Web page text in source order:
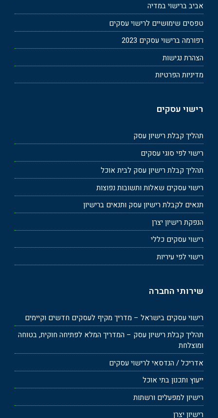
אביב ברישוי במדיה
טפסים שימושיים לרישוי עסקים
רפורמה ברישוי עסקים 2023
הצהרת נגישות
מדיניות הפרטיות
רישוי עסקים
תהליך קבלת רישיון עסק
רישוי לפי סוגי עסקים
תהליך קבלת רישיון עסק לבית אוכל
רישוי עסקים שאלות ותשובות נפוצות
תנאים לקבלת רישיון עסק ותנאים ברישיון
הנפקת רישיון יצרן
רישוי עסקים כללי
רישוי לפי עיריות
שירותי החברה
רישוי עסקים בישראל – מדריך מקיף לעסקים חדשים וקיימים
תהליך קבלת רישיון עסק – המדריך המלא לפתיחה חוקית, בטוחה
ומוצלחת
אדריכל / הנדסאי לרישוי עסקים
ייעוץ ותכנון בתי אוכל
רישיון למפעלים ורשתות
רישיון יצרן